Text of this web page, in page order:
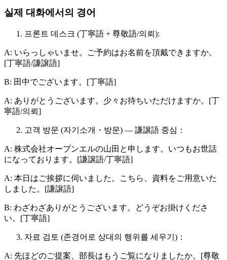
실제 대화에서의 경어
프론트 데스크 (丁寧語 + 尊敬語/의뢰):
A: いらっしゃいませ。ご予約はお名前を頂戴できますか。
[丁寧語/謙譲語]
B: 田中でございます。[丁寧語]
A: ありがとうございます。少々お待ちいただけますか。[丁
寧語/의뢰]
고객 방문 (자기소개・방문) — 謙譲語 중심：
A: 株式会社オープンエルの山田と申します。いつもお世話
になっております。[謙譲語/丁寧語]
A: 本日はご挨拶に伺いました。こちら、資料をご用意いた
しました。[謙譲語]
B: わざわざありがとうございます。どうぞお掛けくださ
い。[丁寧語]
자료 검토 (존경어로 상대의 행위를 세우기)：
A: 先ほどのご提案、部長はもうご覧になりましたか。[尊敬